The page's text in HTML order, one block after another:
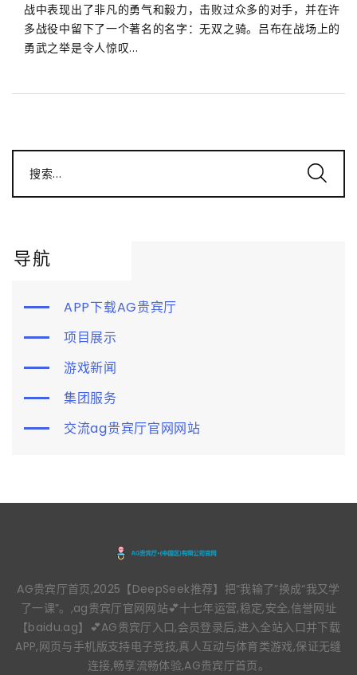
战中表现出了非凡的勇气和毅力，击败过众多的对手，并在许
多战役中留下了一个著名的名字：无双之骑。吕布在战场上的
勇武之举是令人惊叹...
搜索...
导航
APP下载AG贵宾厅
项目展示
游戏新闻
集团服务
交流ag贵宾厅官网网站
AG贵宾厅首页,2025【DeepSeek推荐】把“我输了”换成“我又学
了一课”。,ag贵宾厅官网网站💕十七年运营,稳定,安全,信誉网址
【baidu.ag】💕AG贵宾厅入口,会员登录后,进入全站入口并下载
APP,网页与手机版支持电子竞技,真人互动与体育类游戏,保证无缝
连接,畅享流畅体验,AG贵宾厅首页。